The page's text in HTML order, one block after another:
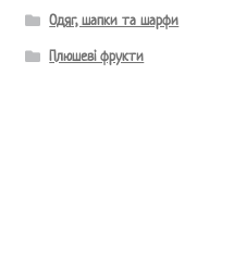
Одяг, шапки та шарфи
Плюшеві фрукти